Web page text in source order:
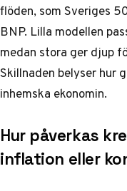
flöden, som Sveriges
BNP. Lilla modellen
medan stora ger djup
Skillnaden belyser hur
inhemska ekonomin.
Hur påverkas
inflation eller